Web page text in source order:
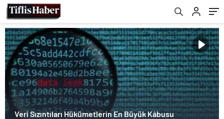
Veri Sızıntıları Hükümetlerin En Büyük Kâbusu